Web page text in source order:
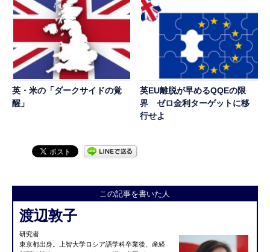
英・米の「ダークサイドの覚
醒」
英EU離脱が早めるQQEの限
界 ゼロ金利ターゲットに移
行せよ
この記事を書いた人
渡辺敦子
研究者
東京都出身。上智大学ロシア語学科卒業後、産経